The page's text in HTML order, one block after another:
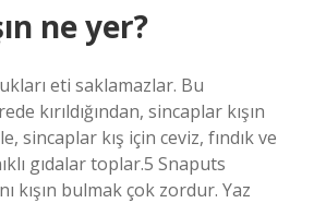
ne yer?
eti saklamazlar. Bu
kırıldığından, sincaplar kışın
sincaplar kış için ceviz, fındık ve
gıdalar toplar.5 Snaputs
kışın bulmak çok zordur. Yaz